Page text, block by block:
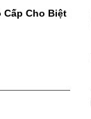
Cấp Cho Biệt